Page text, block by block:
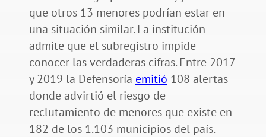
que otros 13 menores podrían estar en
una situación similar. La institución
admite que el subregistro impide
conocer las verdaderas cifras. Entre 2017
y 2019 la Defensoría emitió 108 alertas
donde advirtió el riesgo de
reclutamiento de menores que existe en
182 de los 1.103 municipios del país.